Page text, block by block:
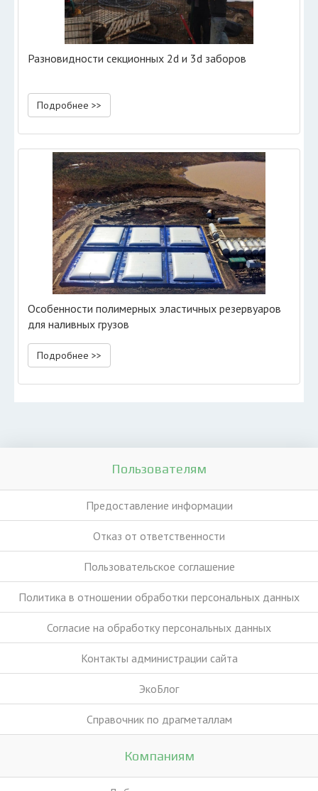
Разновидности секционных 2d и 3d заборов
Подробнее >>
Особенности полимерных эластичных резервуаров
для наливных грузов
Подробнее >>
Пользователям
Предоставление информации
Отказ от ответственности
Пользовательское соглашение
Политика в отношении обработки персональных данных
Согласие на обработку персональных данных
Контакты администрации сайта
ЭкоБлог
Справочник по драгметаллам
Компаниям